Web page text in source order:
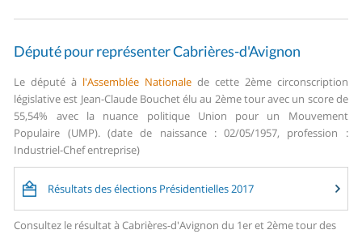
Député pour représenter Cabrières-d'Avignon
Le député à l'Assemblée Nationale de cette 2ème circonscription
législative est Jean-Claude Bouchet élu au 2ème tour avec un score de
55,54% avec la nuance politique Union pour un Mouvement
Populaire (UMP). (date de naissance : 02/05/1957, profession :
Industriel-Chef entreprise)
Résultats des élections Présidentielles 2017
Consultez le résultat à Cabrières-d'Avignon du 1er et 2ème tour des